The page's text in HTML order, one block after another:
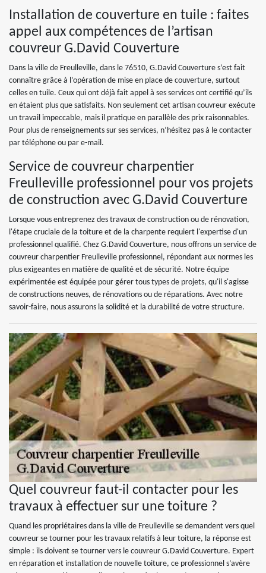
Installation de couverture en tuile : faites
appel aux compétences de l’artisan
couvreur G.David Couverture
Dans la ville de Freulleville, dans le 76510, G.David Couverture s’est fait
connaître grâce à l’opération de mise en place de couverture, surtout
celles en tuile. Ceux qui ont déjà fait appel à ses services ont certifié qu’ils
en étaient plus que satisfaits. Non seulement cet artisan couvreur exécute
un travail impeccable, mais il pratique en parallèle des prix raisonnables.
Pour plus de renseignements sur ses services, n’hésitez pas à le contacter
par téléphone ou par e-mail.
Service de couvreur charpentier
Freulleville professionnel pour vos projets
de construction avec G.David Couverture
Lorsque vous entreprenez des travaux de construction ou de rénovation,
l'étape cruciale de la toiture et de la charpente requiert l'expertise d'un
professionnel qualifié. Chez G.David Couverture, nous offrons un service de
couvreur charpentier Freulleville professionnel, répondant aux normes les
plus exigeantes en matière de qualité et de sécurité. Notre équipe
expérimentée est équipée pour gérer tous types de projets, qu'il s'agisse
de constructions neuves, de rénovations ou de réparations. Avec notre
savoir-faire, nous assurons la solidité et la durabilité de votre structure.
Quel couvreur faut-il contacter pour les
travaux à effectuer sur une toiture ?
Quand les propriétaires dans la ville de Freulleville se demandent vers quel
couvreur se tourner pour les travaux relatifs à leur toiture, la réponse est
simple : ils doivent se tourner vers le couvreur G.David Couverture. Expert
en réparation et installation de nouvelle toiture, ce professionnel s’avère